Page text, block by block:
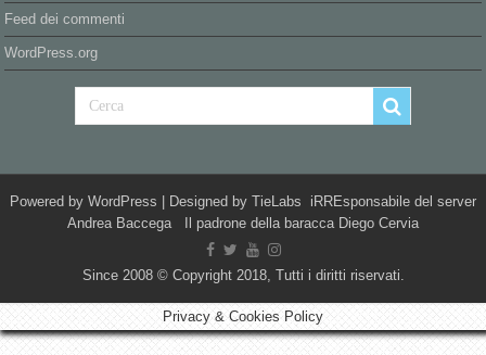
Feed dei commenti
WordPress.org
Powered by WordPress | Designed by TieLabs iRREsponsabile del server
Andrea Baccega Il padrone della baracca Diego Cervia
Since 2008 © Copyright 2018, Tutti i diritti riservati.
Privacy & Cookies Policy